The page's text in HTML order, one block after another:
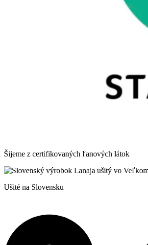
Šijeme z certifikovaných ľanových látok
Ušité na Slovensku